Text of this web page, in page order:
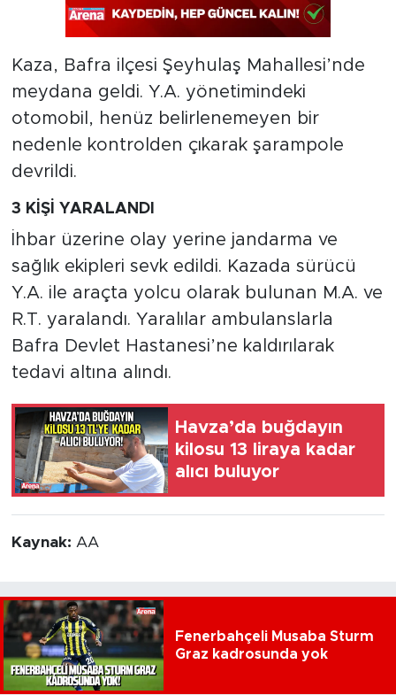
Kaza, Bafra ilçesi Şeyhulaş Mahallesi’nde
meydana geldi. Y.A. yönetimindeki
otomobil, henüz belirlenemeyen bir
nedenle kontrolden çıkarak şarampole
devrildi.
3 KİŞİ YARALANDI
İhbar üzerine olay yerine jandarma ve
sağlık ekipleri sevk edildi. Kazada sürücü
Y.A. ile araçta yolcu olarak bulunan M.A. ve
R.T. yaralandı. Yaralılar ambulanslarla
Bafra Devlet Hastanesi’ne kaldırılarak
tedavi altına alındı.
Havza’da buğdayın
kilosu 13 liraya kadar
alıcı buluyor
Kaynak: AA
Fenerbahçeli Musaba Sturm
Graz kadrosunda yok